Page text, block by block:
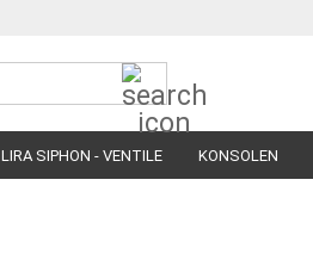
LIRA SIPHON - VENTILE KONSOLEN